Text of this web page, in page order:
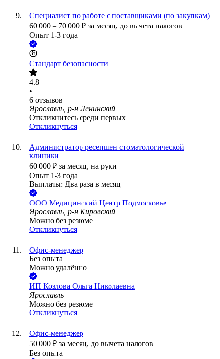
Специалист по работе с поставщиками (по закупкам)
60 000 – 70 000 ₽ за месяц, до вычета налогов
Опыт 1-3 года
Стандарт безопасности
4.8
•
6 отзывов
Ярославль, р-н Ленинский
Откликнитесь среди первых
Откликнуться
Администратор ресепшен стоматологической
клиники
60 000 ₽ за месяц, на руки
Опыт 1-3 года
Выплаты: Два раза в месяц
ООО Медицинский Центр Подмосковье
Ярославль, р-н Кировский
Можно без резюме
Откликнуться
Офис-менеджер
Без опыта
Можно удалённо
ИП Козлова Ольга Николаевна
Ярославль
Можно без резюме
Откликнуться
Офис-менеджер
50 000 ₽ за месяц, до вычета налогов
Без опыта